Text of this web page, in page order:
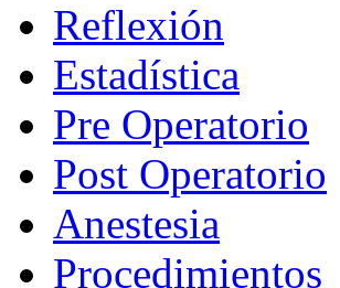
Reflexión
Estadística
Pre Operatorio
Post Operatorio
Anestesia
Procedimientos